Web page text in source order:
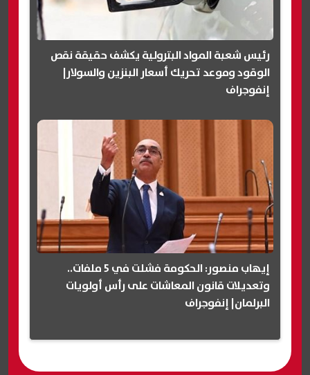
رئيس شعبة المواد البترولية يكشف حقيقة نقص
الوقود وموعد تحريك أسعار البنزين والسولار|
إنفوجراف
إيهاب منصور: الحكومة فشلت في 5 ملفات..
وتعديلات قانون المعاشات على رأس أولويات
البرلمان| إنفوجراف